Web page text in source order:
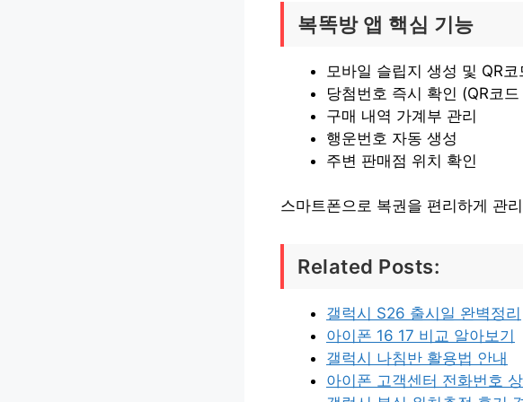
복똑방 앱 핵심 기능
모바일 슬립지 생성 및 QR코
당첨번호 즉시 확인 (QR코
구매 내역 가계부 관리
행운번호 자동 생성
주변 판매점 위치 확인
스마트폰으로 복권을 편리하게 관
Related Posts:
갤럭시 S26 출시일 완벽정리
아이폰 16 17 비교 알아보기
갤럭시 나침반 활용법 안내
아이폰 고객센터 전화번호